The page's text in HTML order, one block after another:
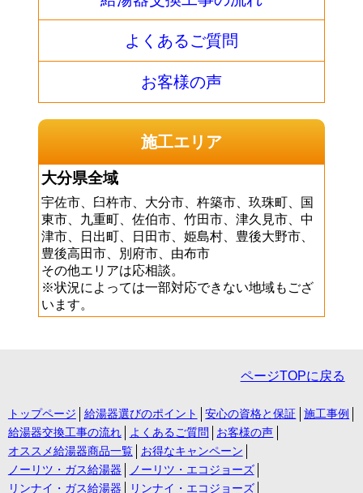
よくあるご質問
お客様の声
施工エリア
大分県全域
宇佐市、臼杵市、大分市、杵築市、玖珠町、国
東市、九重町、佐伯市、竹田市、津久見市、中
津市、日出町、日田市、姫島村、豊後大野市、
豊後高田市、別府市、由布市
その他エリアは応相談。
※状況によっては一部対応できない地域もござ
います。
ページTOPに戻る
トップページ 給湯器選びのポイント 安心の資格と保証
施工事例
給湯器交換工事の流れ
よくあるご質問
お客様の声
オススメ給湯器商品一覧
お得なキャンペーン
ノーリツ・ガス給湯器
ノーリツ・エコジョーズ
リンナイ・ガス給湯器
リンナイ・エコジョーズ